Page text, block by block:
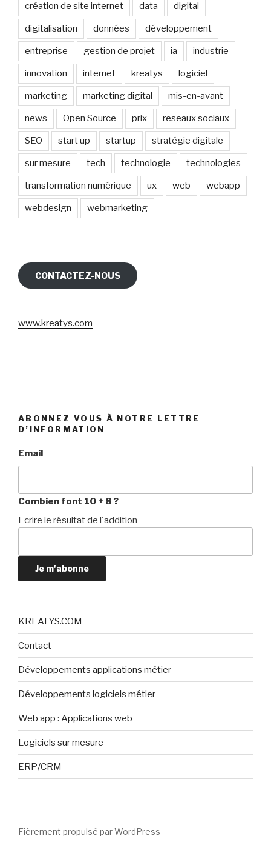
création de site internet data digital
digitalisation données développement
entreprise gestion de projet ia industrie
innovation internet kreatys logiciel
marketing marketing digital mis-en-avant
news Open Source prix reseaux sociaux
SEO start up startup stratégie digitale
sur mesure tech technologie technologies
transformation numérique ux web webapp
webdesign webmarketing
CONTACTEZ-NOUS
www.kreatys.com
ABONNEZ VOUS À NOTRE LETTRE
D’INFORMATION
Email
Combien font 10 + 8 ?
Ecrire le résultat de l'addition
Je m'abonne
KREATYS.COM
Contact
Développements applications métier
Développements logiciels métier
Web app : Applications web
Logiciels sur mesure
ERP/CRM
Fièrement propulsé par WordPress